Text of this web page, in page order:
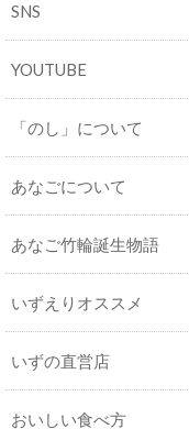
SNS
YOUTUBE
「のし」について
あなごについて
あなご竹輪誕生物語
いずえりオススメ
いずの直営店
おいしい食べ方